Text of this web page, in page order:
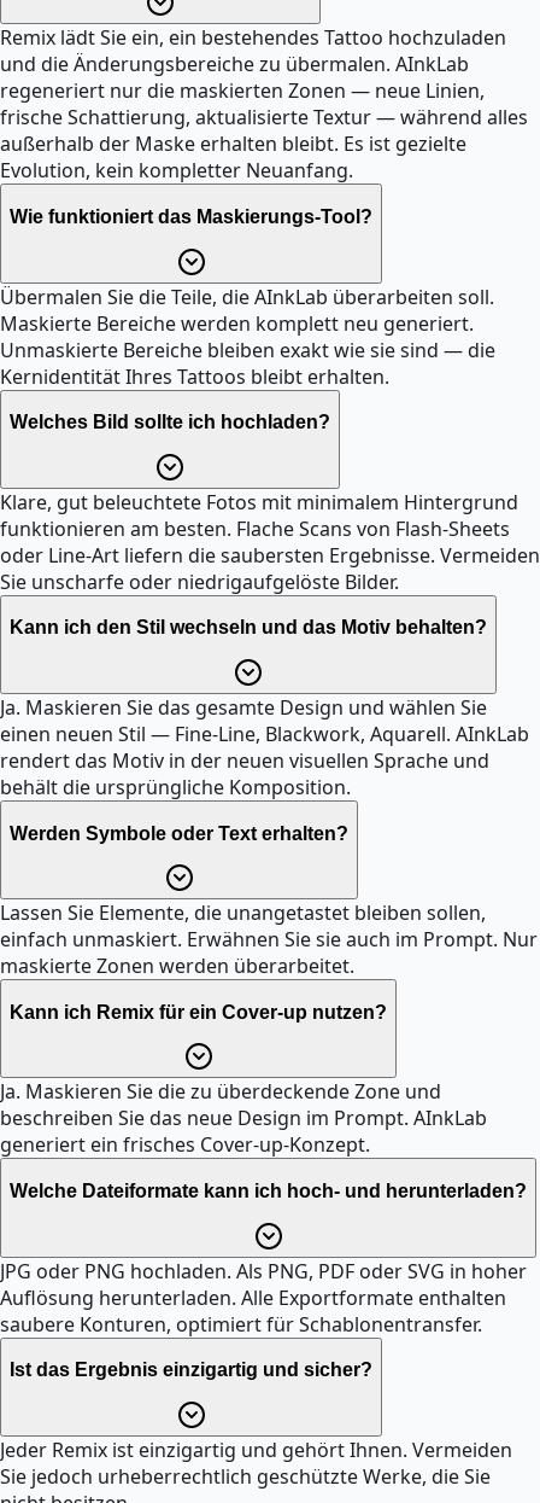
Remix lädt Sie ein, ein bestehendes Tattoo hochzuladen
und die Änderungsbereiche zu übermalen. AInkLab
regeneriert nur die maskierten Zonen — neue Linien,
frische Schattierung, aktualisierte Textur — während alles
außerhalb der Maske erhalten bleibt. Es ist gezielte
Evolution, kein kompletter Neuanfang.
Wie funktioniert das Maskierungs-Tool?
Übermalen Sie die Teile, die AInkLab überarbeiten soll.
Maskierte Bereiche werden komplett neu generiert.
Unmaskierte Bereiche bleiben exakt wie sie sind — die
Kernidentität Ihres Tattoos bleibt erhalten.
Welches Bild sollte ich hochladen?
Klare, gut beleuchtete Fotos mit minimalem Hintergrund
funktionieren am besten. Flache Scans von Flash-Sheets
oder Line-Art liefern die saubersten Ergebnisse. Vermeiden
Sie unscharfe oder niedrigaufgelöste Bilder.
Kann ich den Stil wechseln und das Motiv behalten?
Ja. Maskieren Sie das gesamte Design und wählen Sie
einen neuen Stil — Fine-Line, Blackwork, Aquarell. AInkLab
rendert das Motiv in der neuen visuellen Sprache und
behält die ursprüngliche Komposition.
Werden Symbole oder Text erhalten?
Lassen Sie Elemente, die unangetastet bleiben sollen,
einfach unmaskiert. Erwähnen Sie sie auch im Prompt. Nur
maskierte Zonen werden überarbeitet.
Kann ich Remix für ein Cover-up nutzen?
Ja. Maskieren Sie die zu überdeckende Zone und
beschreiben Sie das neue Design im Prompt. AInkLab
generiert ein frisches Cover-up-Konzept.
Welche Dateiformate kann ich hoch- und herunterladen?
JPG oder PNG hochladen. Als PNG, PDF oder SVG in hoher
Auflösung herunterladen. Alle Exportformate enthalten
saubere Konturen, optimiert für Schablonentransfer.
Ist das Ergebnis einzigartig und sicher?
Jeder Remix ist einzigartig und gehört Ihnen. Vermeiden
Sie jedoch urheberrechtlich geschützte Werke, die Sie